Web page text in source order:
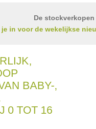
De
in voor de wekelijkse
BABY-,
0 TOT 16